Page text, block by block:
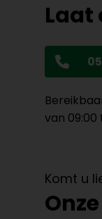
Laat
van 09:00
Komt u